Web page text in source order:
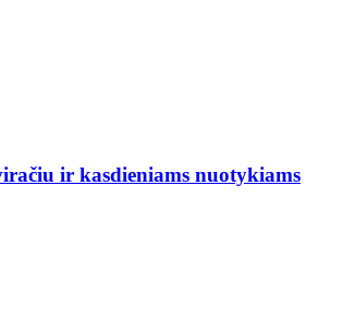
ir kasdieniams nuotykiams